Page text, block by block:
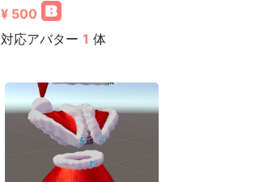
¥ 500
対応アバター 1 体